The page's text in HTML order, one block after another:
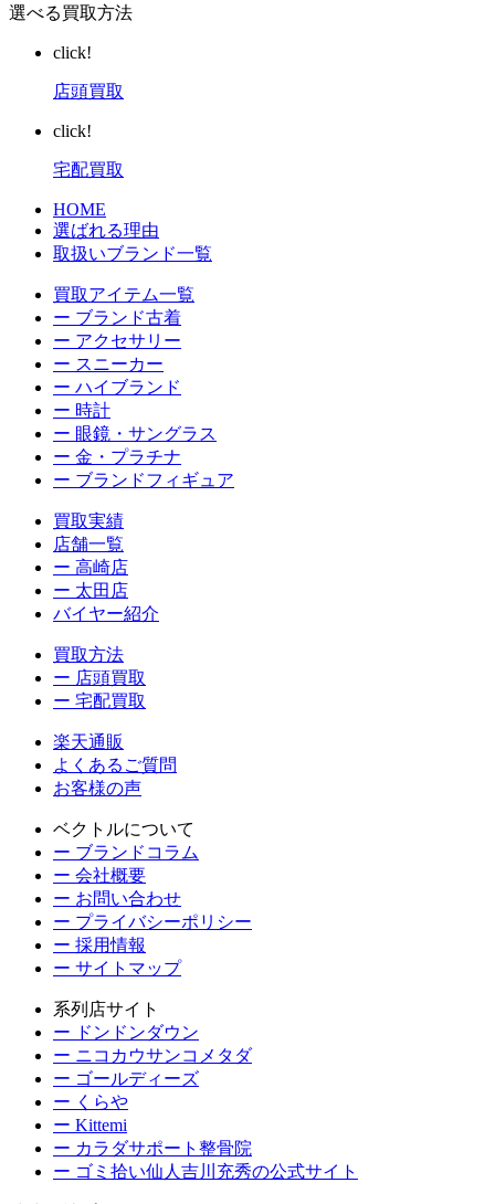
選べる買取方法
click!
店頭買取
click!
宅配買取
HOME
選ばれる理由
取扱いブランド一覧
買取アイテム一覧
ー ブランド古着
ー アクセサリー
ー スニーカー
ー ハイブランド
ー 時計
ー 眼鏡・サングラス
ー 金・プラチナ
ー ブランドフィギュア
買取実績
店舗一覧
ー 高崎店
ー 太田店
バイヤー紹介
買取方法
ー 店頭買取
ー 宅配買取
楽天通販
よくあるご質問
お客様の声
ベクトルについて
ー ブランドコラム
ー 会社概要
ー お問い合わせ
ー プライバシーポリシー
ー 採用情報
ー サイトマップ
系列店サイト
ー ドンドンダウン
ー ニコカウサンコメタダ
ー ゴールディーズ
ー くらや
ー Kittemi
ー カラダサポート整骨院
ー ゴミ拾い仙人吉川充秀の公式サイト